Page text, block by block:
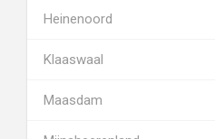
Heinenoord
Klaaswaal
Maasdam